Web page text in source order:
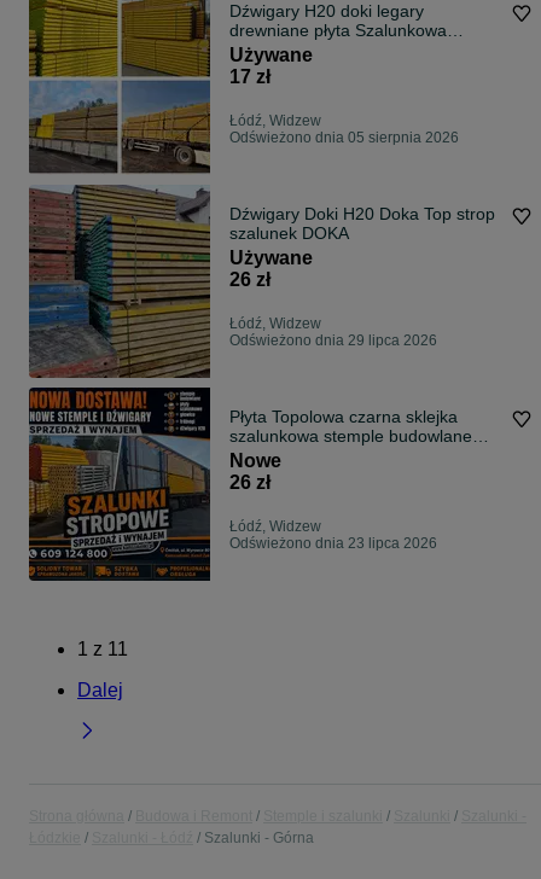
Dźwigary H20 doki legary
drewniane płyta Szalunkowa
Stemple budowlane
Używane
17 zł
Łódź, Widzew
Odświeżono dnia 05 sierpnia 2026
Dźwigary Doki H20 Doka Top strop
szalunek DOKA
Używane
26 zł
Łódź, Widzew
Odświeżono dnia 29 lipca 2026
Płyta Topolowa czarna sklejka
szalunkowa stemple budowlane
podpory budowlane Głowica
krzyżowa Trójnogi Korony stojak
STEMPLE BUDOWLANE Szalunki
Nowe
26 zł
Łódź, Widzew
Odświeżono dnia 23 lipca 2026
1 z 11
Dalej
Szalunki - Górna